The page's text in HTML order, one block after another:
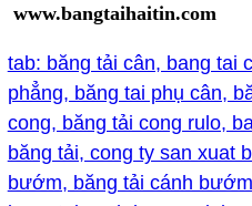
www.bangtaihaitin.com
tab: băng tải cân, bang tai
phẳng, băng tai phụ cân,
cong, băng tải cong rulo,
băng tải, cong ty san xuat
bướm, băng tải cánh